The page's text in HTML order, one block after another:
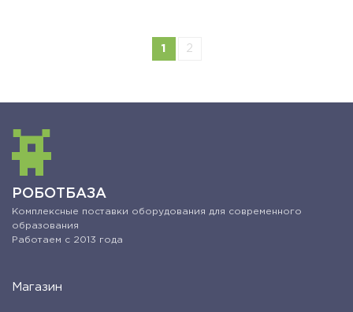
1 2
РОБОТБАЗА
Комплексные поставки оборудования для современного
образования
Работаем с 2013 года
Магазин